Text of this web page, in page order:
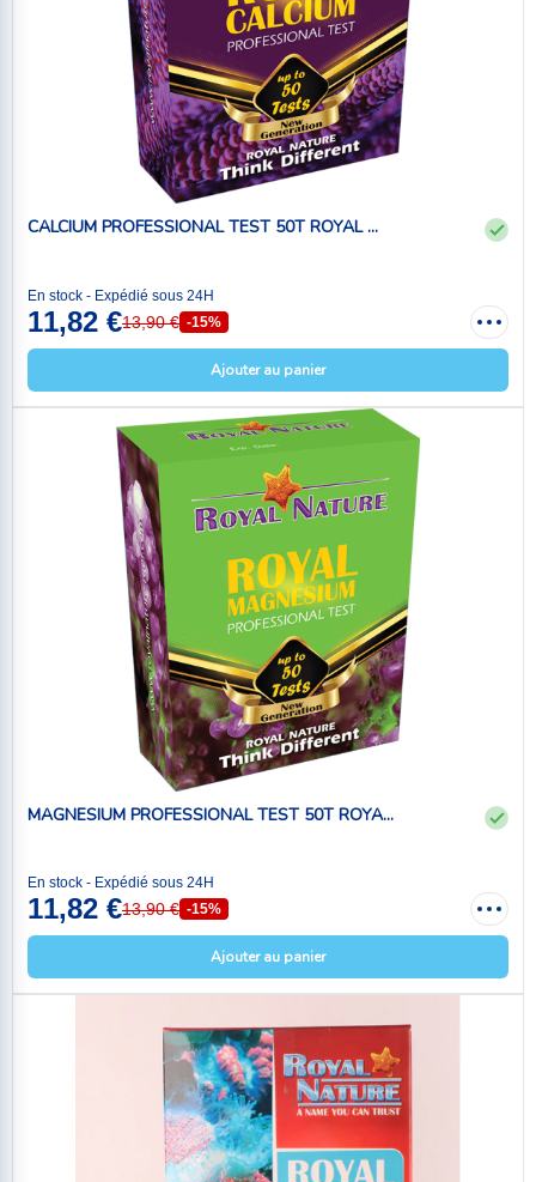
CALCIUM PROFESSIONAL TEST 50T ROYAL ...
En stock - Expédié sous 24H
11,82 €13,90 € -15%
Ajouter au panier
MAGNESIUM PROFESSIONAL TEST 50T ROYA...
En stock - Expédié sous 24H
11,82 €13,90 € -15%
Ajouter au panier